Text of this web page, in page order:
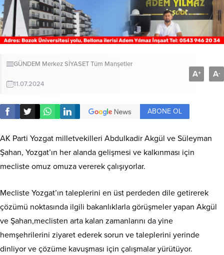
GÜNDEM MerkezSİYASETTüm Manşetler
11.07.2024
A+ A-
ABONE OL
AK Parti Yozgat milletvekilleri Abdulkadir Akgül ve Süleyman
Şahan, Yozgat’ın her alanda gelişmesi ve kalkınması için
mecliste omuz omuza vererek çalışıyorlar.
Mecliste Yozgat’ın taleplerini en üst perdeden dile getirerek
çözümü noktasında ilgili bakanlıklarla görüşmeler yapan Akgül
ve Şahan,meclisten arta kalan zamanlarını da yine
hemşehrilerini ziyaret ederek sorun ve taleplerini yerinde
dinliyor ve çözüme kavuşması için çalışmalar yürütüyor.